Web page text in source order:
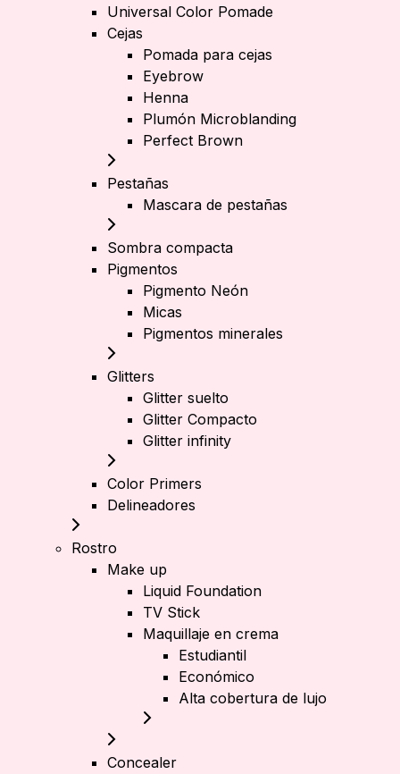
Universal Color Pomade
Cejas
Pomada para cejas
Eyebrow
Henna
Plumón Microblanding
Perfect Brown
Pestañas
Mascara de pestañas
Sombra compacta
Pigmentos
Pigmento Neón
Micas
Pigmentos minerales
Glitters
Glitter suelto
Glitter Compacto
Glitter infinity
Color Primers
Delineadores
Rostro
Make up
Liquid Foundation
TV Stick
Maquillaje en crema
Estudiantil
Económico
Alta cobertura de lujo
Concealer